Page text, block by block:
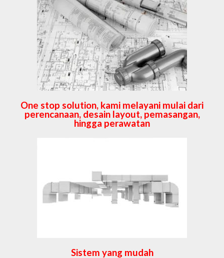
One stop solution, kami melayani mulai dari
perencanaan, desain layout, pemasangan,
hingga perawatan
Sistem yang mudah